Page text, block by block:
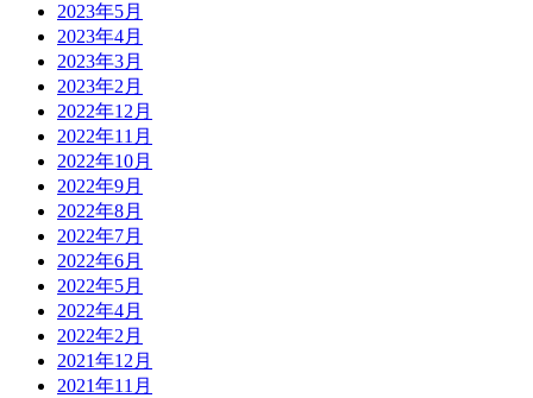
2023年5月
2023年4月
2023年3月
2023年2月
2022年12月
2022年11月
2022年10月
2022年9月
2022年8月
2022年7月
2022年6月
2022年5月
2022年4月
2022年2月
2021年12月
2021年11月